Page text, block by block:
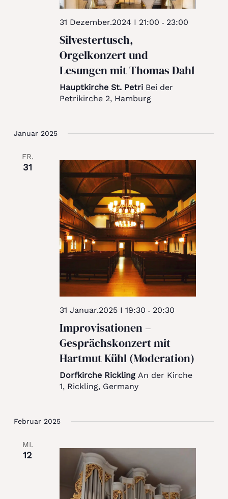
31 Dezember.2024 I 21:00 - 23:00
Silvestertusch,
Orgelkonzert und
Lesungen mit Thomas Dahl
Hauptkirche St. Petri Bei der
Petrikirche 2, Hamburg
Januar 2025
FR.
31
31 Januar.2025 I 19:30 - 20:30
Improvisationen –
Gesprächskonzert mit
Hartmut Kühl (Moderation)
Dorfkirche Rickling An der Kirche
1, Rickling, Germany
Februar 2025
MI.
12